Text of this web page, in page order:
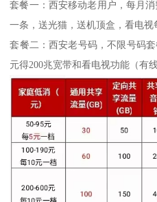
套餐一：西安移动老用户，每月
一条，送光猫，送机顶盒，看电视
套餐二：西安老号码，不限号码
元得200兆宽带和看电视功能（有线